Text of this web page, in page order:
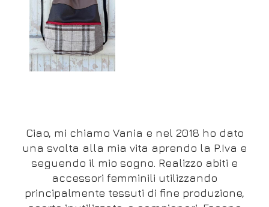
Ciao, mi chiamo Vania e nel 2018 ho dato
una svolta alla mia vita aprendo la P.Iva e
seguendo il mio sogno. Realizzo abiti e
accessori femminili utilizzando
principalmente tessuti di fine produzione,